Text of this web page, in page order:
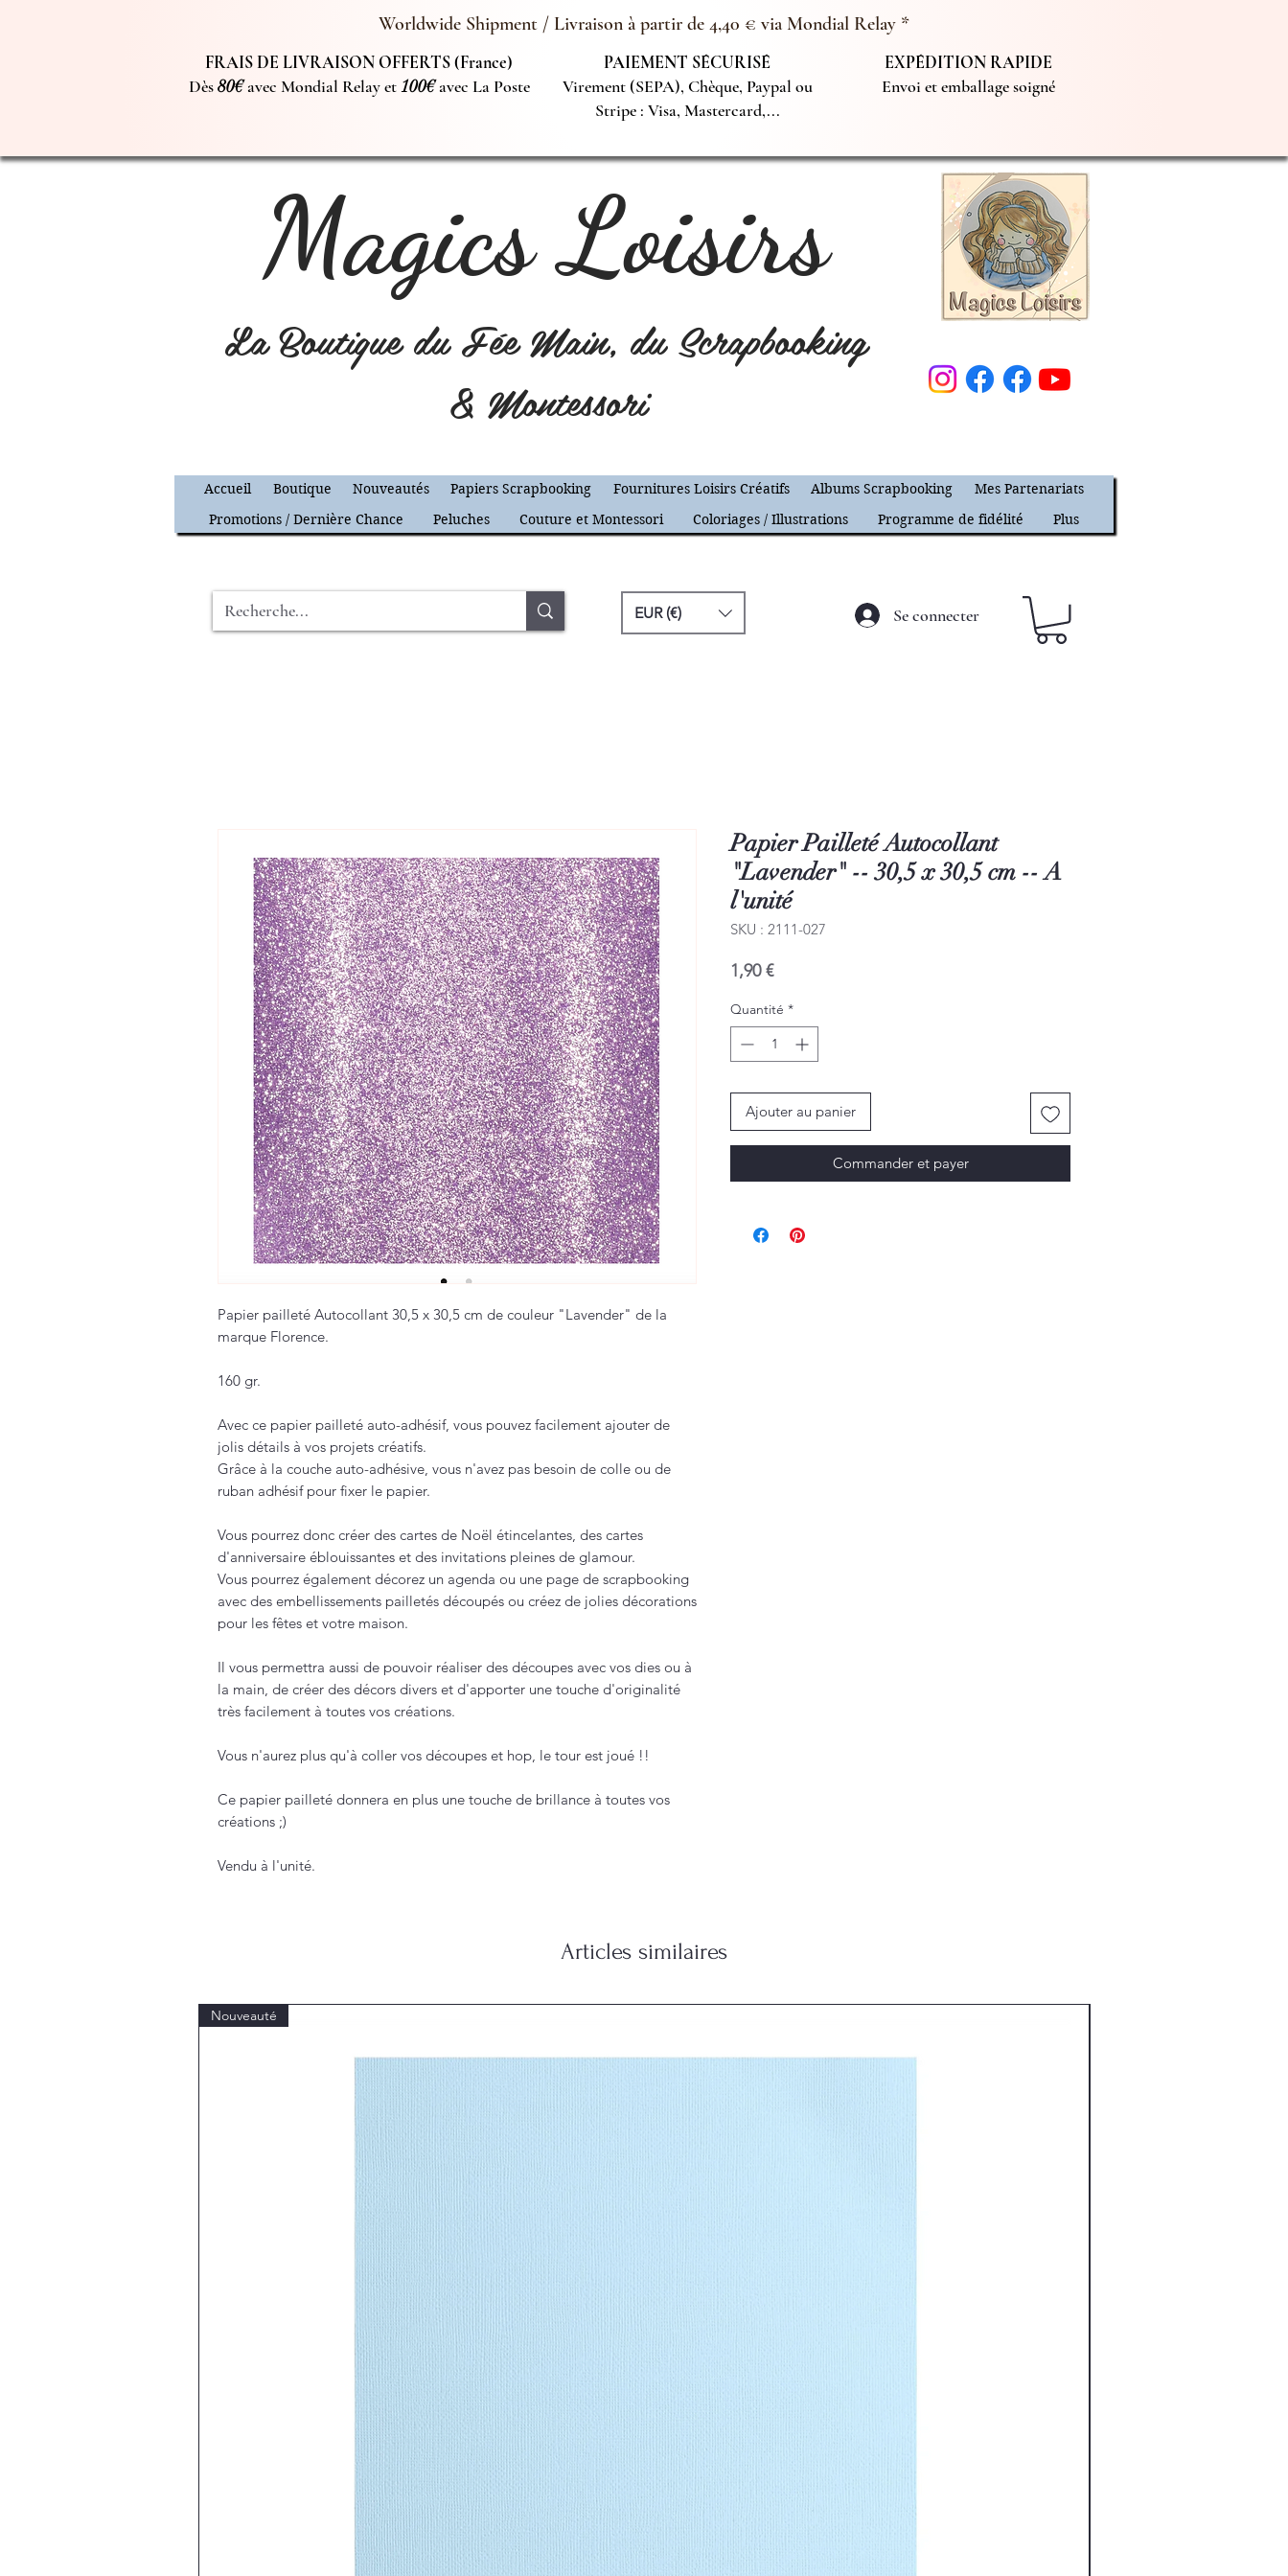
Worldwide Shipment / Livraison à partir de 4,40 € via Mondial Relay *
FRAIS DE LIVRAISON OFFERTS (France)
Dès80€avec Mondial Relay et100€avec La Poste
PAIEMENT SÉCURISÉ
Virement (SEPA), Chèque, Paypal ou
Stripe : Visa, Mastercard,...
EXPÉDITION RAPIDE
Envoi et emballage soigné
Magics Loisirs
La Boutique du Fée Main, du Scrapbooking
& Montessori
Accueil Boutique Nouveautés Papiers Scrapbooking Fournitures Loisirs Créatifs Albums Scrapbooking
Mes Partenariats
Promotions / Dernière Chance
Peluches Couture et Montessori Coloriages / Illustrations Programme de fidélité Plus
EUR (€) Se connecter
Papier pailleté Autocollant 30,5 x 30,5 cm de couleur "Lavender" de la
marque Florence.
160 gr.
Avec ce papier pailleté auto-adhésif, vous pouvez facilement ajouter de
jolis détails à vos projets créatifs.
Grâce à la couche auto-adhésive, vous n'avez pas besoin de colle ou de
ruban adhésif pour fixer le papier.
Vous pourrez donc créer des cartes de Noël étincelantes, des cartes
d'anniversaire éblouissantes et des invitations pleines de glamour.
Vous pourrez également décorez un agenda ou une page de scrapbooking
avec des embellissements pailletés découpés ou créez de jolies décorations
pour les fêtes et votre maison.
Il vous permettra aussi de pouvoir réaliser des découpes avec vos dies ou à
la main, de créer des décors divers et d'apporter une touche d'originalité
très facilement à toutes vos créations.
Vous n'aurez plus qu'à coller vos découpes et hop, le tour est joué !!
Ce papier pailleté donnera en plus une touche de brillance à toutes vos
créations ;)
Vendu à l'unité.
Papier Pailleté Autocollant
"Lavender" -- 30,5 x 30,5 cm -- A
l'unité
SKU : 2111-027
1,90 €Prix
Quantité *
Ajouter au panier
Commander et payer
Articles similaires
Nouveauté